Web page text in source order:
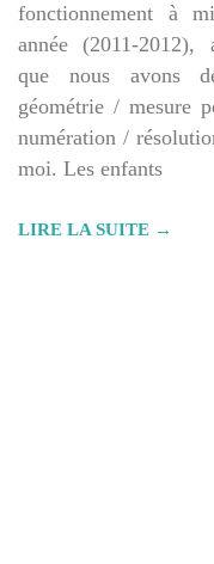
fonctionnement à
année (2011-
que nous avons
géométrie / mesure
numération /
moi. Les enfants
LIRE LA SUITE →